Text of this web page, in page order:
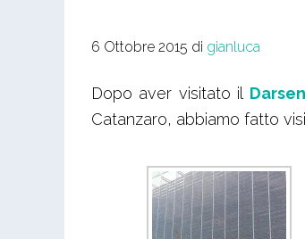
6 Ottobre 2015 di gianluca
Dopo aver visitato il
Catanzaro, abbiamo fatto